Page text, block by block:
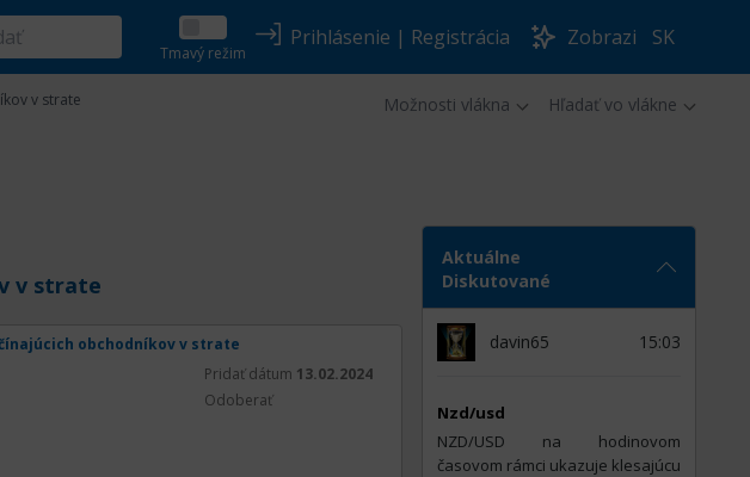
Tmavý režim
Prihlásenie | Registrácia Zobrazi SK
v strate Možnosti vlákna Hľadať vo vlákne
v strate
obchodníkov v strate
Pridať dátum 13.02.2024
Odoberať
Aktuálne
Diskutované
davin65 15:03
Nzd/usd
NZD/USD na hodinovom
časovom rámci ukazuje klesajúcu